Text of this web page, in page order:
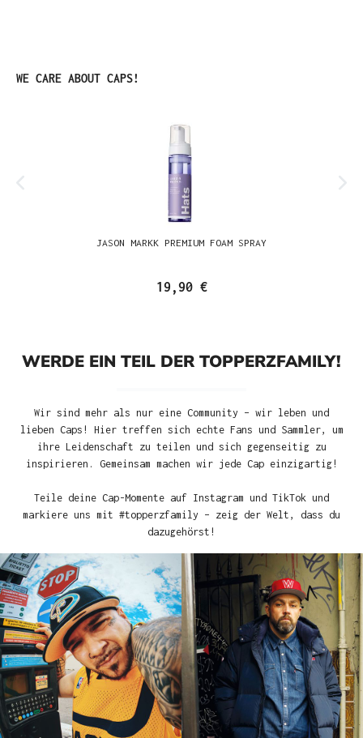
Produktgalerie überspringen
WE CARE ABOUT CAPS!
JASON MARKK PREMIUM FOAM SPRAY
19,90 €
WERDE EIN TEIL DER TOPPERZFAMILY!
Wir sind mehr als nur eine Community – wir leben und
lieben Caps! Hier treffen sich echte Fans und Sammler, um
ihre Leidenschaft zu teilen und sich gegenseitig zu
inspirieren. Gemeinsam machen wir jede Cap einzigartig!
Teile deine Cap-Momente auf Instagram und TikTok und
markiere uns mit #topperzfamily – zeig der Welt, dass du
dazugehörst!